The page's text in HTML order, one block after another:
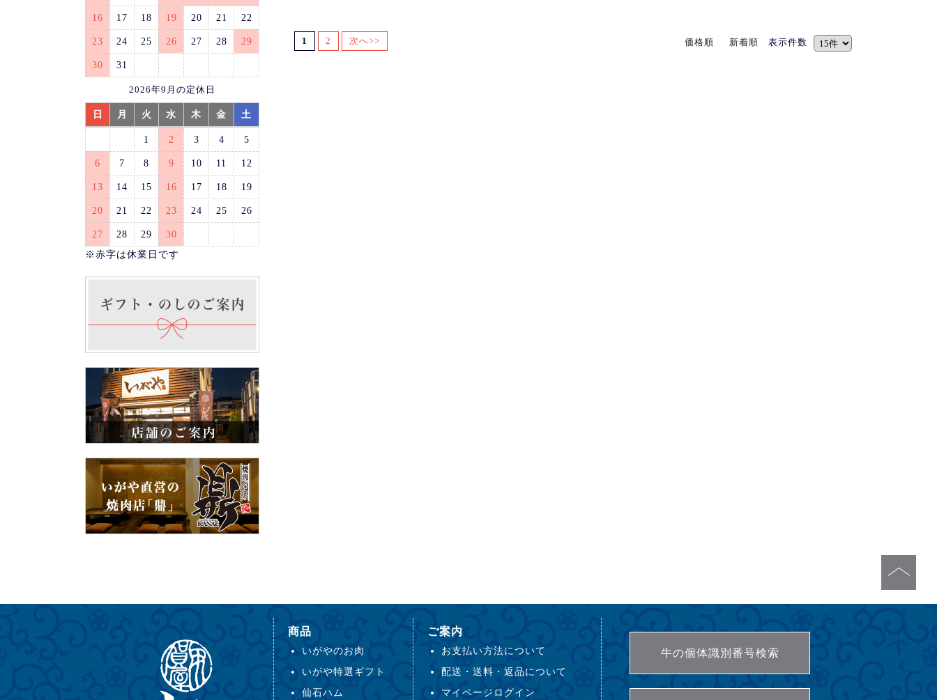
価格順 新着順 表示件数
1 2 次へ>>
16 17 18 19 20 21 22
23 24 25 26 27 28 29
30 31
2026年9月の定休日
日 月 火 水 木 金 土
1 2 3 4 5
6 7 8 9 10 11 12
13 14 15 16 17 18 19
20 21 22 23 24 25 26
27 28 29
30
※赤字は休業日です
商品
いがやのお肉
いがや特選ギフト
仙石ハム
ご案内
お支払い方法について
配送・送料・返品について
マイページログイン
牛の個体識別番号検索